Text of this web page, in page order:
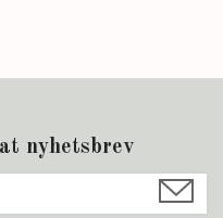
nyhetsbrev